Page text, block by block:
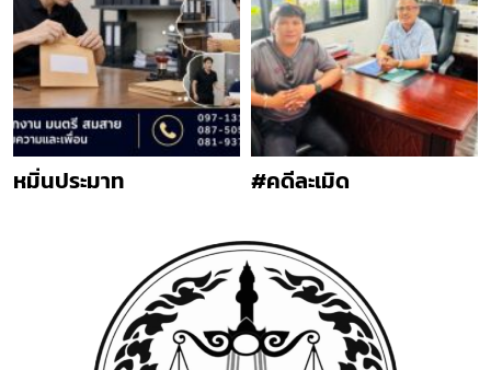
หมิ่นประมาท #คดีละเมิด